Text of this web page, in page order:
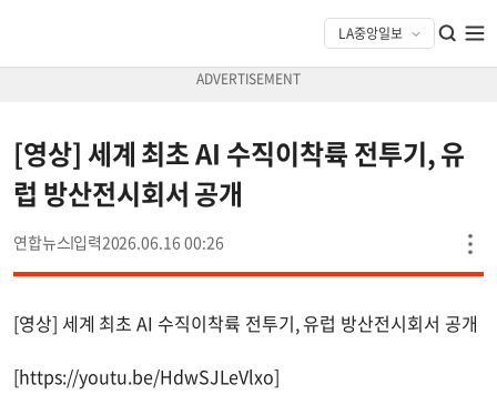
[영상] 세계 최초 AI 수직이착륙 전투기, 유
럽 방산전시회서 공개
연합뉴스 2026.06.16 00:26
[영상] 세계 최초 AI 수직이착륙 전투기, 유럽 방산전시회서 공개
[https://youtu.be/HdwSJLeVlxo]